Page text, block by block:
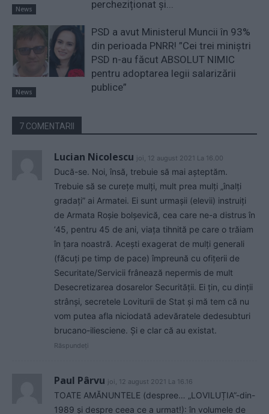
News
percheziționat și...
News
PSD a avut Ministerul Muncii în 93%
din perioada PNRR! ”Cei trei miniştri
PSD n-au făcut ABSOLUT NIMIC
pentru adoptarea legii salarizării
publice”
7 COMENTARII
Lucian Nicolescu joi, 12 august 2021 La 16.00
Ducă-se. Noi, însă, trebuie să mai așteptăm.
Trebuie să se curețe mulți, mult prea mulți „înalți
gradați” ai Armatei. Ei sunt urmașii (elevii) instruiți
de Armata Roșie bolșevică, cea care ne-a distrus în
’45, pentru 45 de ani, viața tihnită pe care o trăiam
în țara noastră. Acești exagerat de mulți generali
(făcuți pe timp de pace) împreună cu ofițerii de
Securitate/Servicii frânează nepermis de mult
Desecretizarea dosarelor Securității. Ei țin, cu dinții
strânși, secretele Loviturii de Stat și mă tem că nu
vom putea afla niciodată adevăratele dedesubturi
brucano-iliesciene. Și e clar că au existat.
Răspundeți
Paul Pârvu joi, 12 august 2021 La 16.16
TOATE AMĂNUNTELE (despree… „LOVILUȚIA”-din-
1989 și despre ceea ce a urmat!): în volumele de